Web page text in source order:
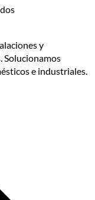
y
Solucionamos
e industriales.